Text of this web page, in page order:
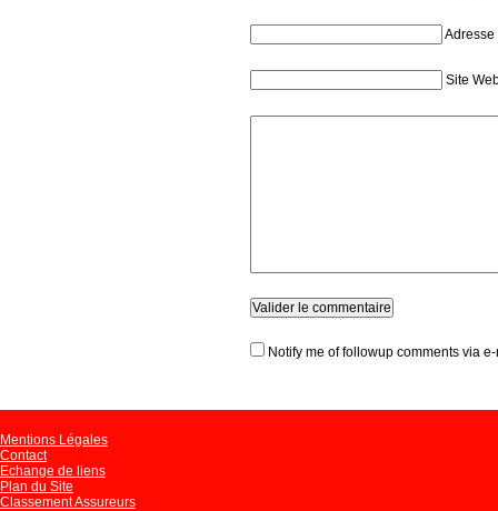
Site
Notify me of followup comments via
Mentions Légales
Contact
Echange de liens
Plan du Site
Classement Assureurs